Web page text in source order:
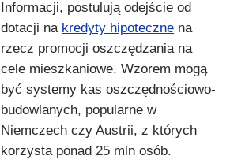
Informacji, postulują odejście od
dotacji na kredyty hipoteczne na
rzecz promocji oszczędzania na
cele mieszkaniowe. Wzorem mogą
być systemy kas oszczędnościowo-
budowlanych, popularne w
Niemczech czy Austrii, z których
korzysta ponad 25 mln osób.